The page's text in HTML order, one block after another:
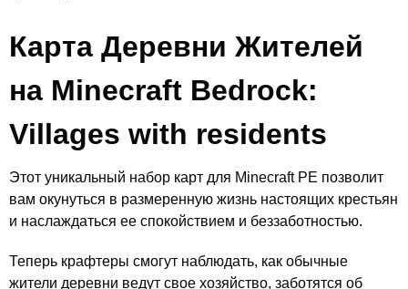
Карта Деревни Жителей
на Minecraft Bedrock:
Villages with residents
Этот уникальный набор карт для Minecraft PE позволит
вам окунуться в размеренную жизнь настоящих крестьян
и наслаждаться ее спокойствием и беззаботностью.
Теперь крафтеры смогут наблюдать, как обычные
жители деревни ведут свое хозяйство, заботятся об